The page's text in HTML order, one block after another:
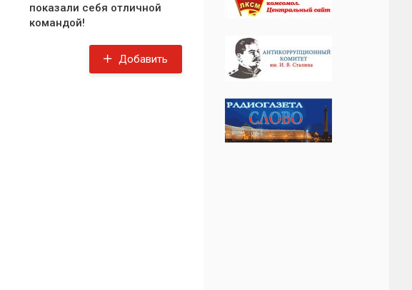
показали себя отличной
командой!
Добавить